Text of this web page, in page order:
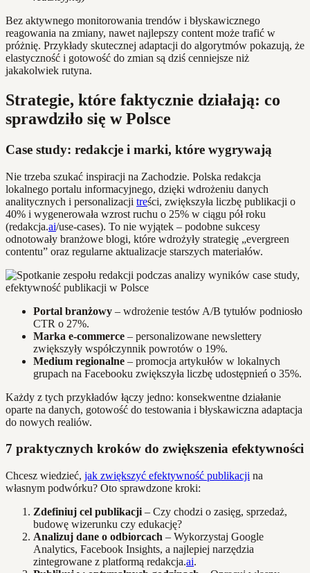
Bez aktywnego monitorowania trendów i błyskawicznego
reagowania na zmiany, nawet najlepszy content może trafić w
próżnię. Przykłady skutecznej adaptacji do algorytmów pokazują, że
elastyczność i gotowość do zmian są dziś cenniejsze niż
jakakolwiek rutyna.
Strategie, które faktycznie działają: co
sprawdziło się w Polsce
Case study: redakcje i marki, które wygrywają
Nie trzeba szukać inspiracji na Zachodzie. Polska redakcja
lokalnego portalu informacyjnego, dzięki wdrożeniu danych
analitycznych i personalizacji treści, zwiększyła liczbę publikacji o
40% i wygenerowała wzrost ruchu o 25% w ciągu pół roku
(redakcja.ai/use-cases). To nie wyjątek – podobne sukcesy
odnotowały branżowe blogi, które wdrożyły strategię „evergreen
contentu” oraz regularne aktualizacje starszych materiałów.
Portal branżowy – wdrożenie testów A/B tytułów podniosło
CTR o 27%.
Marka e-commerce – personalizowane newslettery
zwiększyły współczynnik powrotów o 19%.
Medium regionalne – promocja artykułów w lokalnych
grupach na Facebooku zwiększyła liczbę udostępnień o 35%.
Każdy z tych przykładów łączy jedno: konsekwentne działanie
oparte na danych, gotowość do testowania i błyskawiczna adaptacja
do nowych realiów.
7 praktycznych kroków do zwiększenia efektywności
Chcesz wiedzieć, jak zwiększyć efektywność publikacji na
własnym podwórku? Oto sprawdzone kroki:
Zdefiniuj cel publikacji – Czy chodzi o zasięg, sprzedaż,
budowę wizerunku czy edukację?
Analizuj dane o odbiorcach – Wykorzystaj Google
Analytics, Facebook Insights, a najlepiej narzędzia
zintegrowane z platformą redakcja.ai.